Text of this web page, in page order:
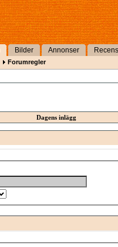
Bilder Annonser
Forumregler
Dagens inlägg